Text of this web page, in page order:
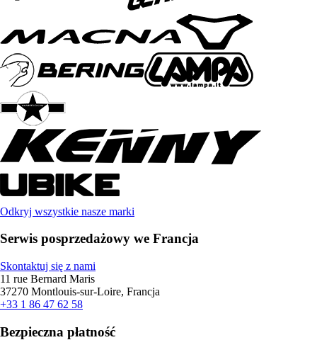
Odkryj wszystkie nasze marki
Serwis posprzedażowy we Francja
Skontaktuj się z nami
11 rue Bernard Maris
37270 Montlouis-sur-Loire, Francja
+33 1 86 47 62 58
Bezpieczna płatność